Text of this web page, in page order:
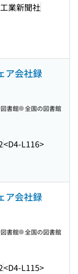
業新聞社
ア会社録
<D4-L116>
書館 全国の図書館
ア会社録
<D4-L115>
書館 全国の図書館